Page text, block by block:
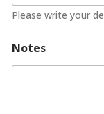
Please write your
Notes